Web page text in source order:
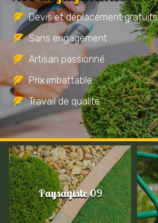
Devis et déplacement gratuits
Sans engagement
Artisan passionné
Prix imbattable
Travail de qualité
Paysagiste 09